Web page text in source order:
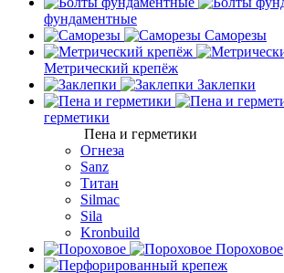
фундаментные
Саморезы
Метрический крепёж
Заклепки
герметики
Пена и герметики
Огнеза
Sanz
Титан
Silmac
Sila
Kronbuild
Пороховое